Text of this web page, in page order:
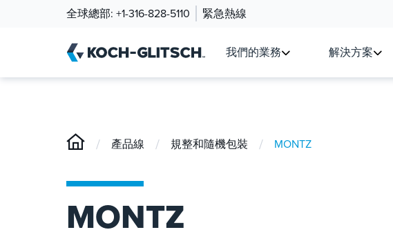
全球總部: +1-316-828-5110 緊急熱線
我們的業務 解決方案
/ 產品線 / 規整和隨機包裝 / MONTZ
MONTZ